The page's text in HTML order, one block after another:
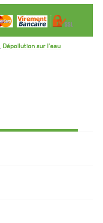
Dépollution sur l'eau